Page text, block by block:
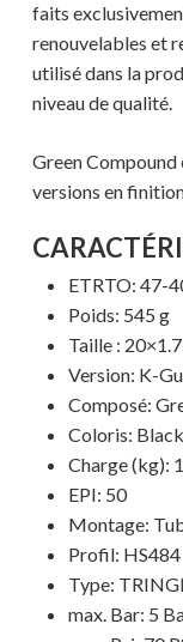
faits
renouvelables et
utilisé dans la
niveau de qualité.
Green
versions en
ETRTO: 47-
Poids: 545 g
Taille :
Version: K-
Composé:
Coloris:
Charge (kg):
EPI: 50
Montage:
Profil: HS484
Type:
max. Bar: 5